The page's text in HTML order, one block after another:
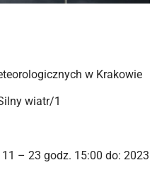
w Krakowie
wiatr/1
– 23 godz. 15:00 do: 2023